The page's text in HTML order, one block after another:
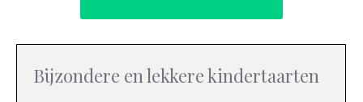
Bijzondere en lekkere kindertaarten